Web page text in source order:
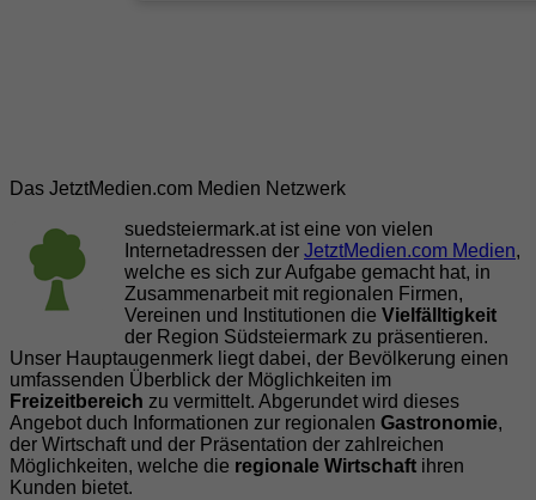
Das JetztMedien.com Medien Netzwerk
suedsteiermark.at ist eine von vielen
Internetadressen der JetztMedien.com Medien,
welche es sich zur Aufgabe gemacht hat, in
Zusammenarbeit mit regionalen Firmen,
Vereinen und Institutionen die Vielfälltigkeit
der Region Südsteiermark zu präsentieren.
Unser Hauptaugenmerk liegt dabei, der Bevölkerung einen
umfassenden Überblick der Möglichkeiten im
Freizeitbereich zu vermittelt. Abgerundet wird dieses
Angebot duch Informationen zur regionalen Gastronomie,
der Wirtschaft und der Präsentation der zahlreichen
Möglichkeiten, welche die regionale Wirtschaft ihren
Kunden bietet.